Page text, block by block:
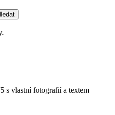
s vlastní fotografií a textem